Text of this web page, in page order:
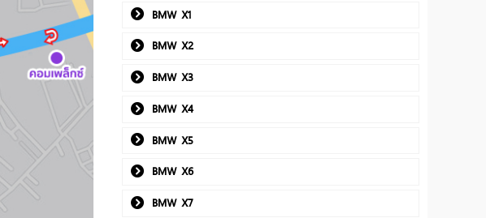
BMW X1
BMW X2
BMW X3
BMW X4
BMW X5
BMW X6
BMW X7